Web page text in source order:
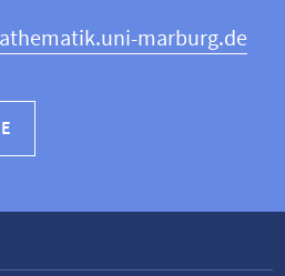
marburg.de